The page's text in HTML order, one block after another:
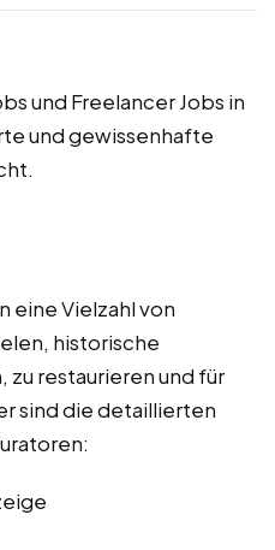
und Freelancer Jobs in
und gewissenhafte
eine Vielzahl von
historische
restaurieren und für
sind die detaillierten